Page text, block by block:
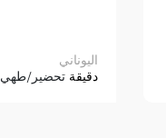
اليوناني
دقيقة تحضير/طهي